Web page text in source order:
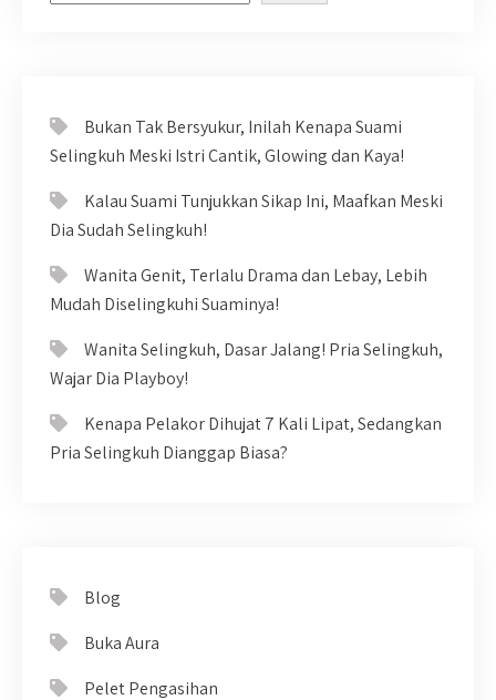
Bukan Tak Bersyukur, Inilah Kenapa Suami
Selingkuh Meski Istri Cantik, Glowing dan Kaya!
Kalau Suami Tunjukkan Sikap Ini, Maafkan Meski
Dia Sudah Selingkuh!
Wanita Genit, Terlalu Drama dan Lebay, Lebih
Mudah Diselingkuhi Suaminya!
Wanita Selingkuh, Dasar Jalang! Pria Selingkuh,
Wajar Dia Playboy!
Kenapa Pelakor Dihujat 7 Kali Lipat, Sedangkan
Pria Selingkuh Dianggap Biasa?
Blog
Buka Aura
Pelet Pengasihan